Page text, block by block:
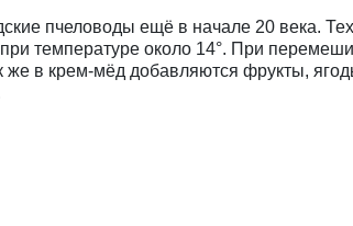
пчеловоды ещё в начале 20 века.
температуре около 14°. При
в крем-мёд добавляются фрукты,